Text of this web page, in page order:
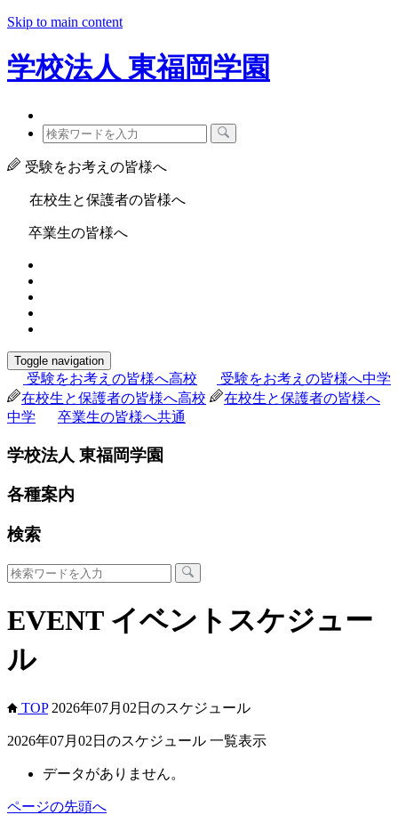
Skip to main content
学校法人 東福岡学園
受験をお考えの皆様へ
在校生と保護者の皆様へ
卒業生の皆様へ
Toggle navigation
受験をお考えの皆様へ高校 受験をお考えの皆様へ中学
在校生と保護者の皆様へ高校
在校生と保護者の皆様へ
中学
卒業生の皆様へ共通
学校法人 東福岡学園
各種案内
検索
EVENT イベントスケジュー
ル
TOP 2026年07月02日のスケジュール
2026年07月02日のスケジュール 一覧表示
データがありません。
ページの先頭へ